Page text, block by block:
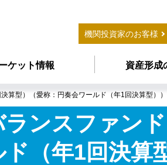
機関投資家のお客様
ケット情報 資産形成
算型）（愛称：円奏会ワールド（年1回決算型））
ンスファンド
（年1回決算